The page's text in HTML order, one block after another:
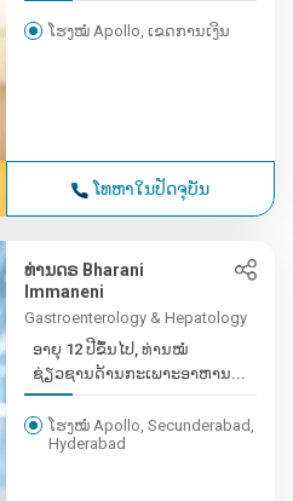
ໂຮງໝໍ Apollo, ເຂດການເງິນ
ໂທຫາໃນປັດຈຸບັນ
ທ່ານດຣ Bharani
Immaneni
Gastroenterology & Hepatology
ອາຍຸ 12 ປີຂຶ້ນໄປ, ທ່ານໝໍ
ຊ່ຽວຊານດ້ານກະເພາະອາຫານ...
ໂຮງໝໍ Apollo, Secunderabad,
Hyderabad